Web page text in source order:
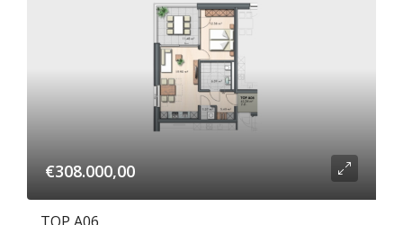
€308.000,00